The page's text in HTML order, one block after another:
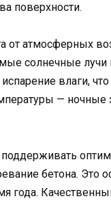
поверхности.
от атмосферных
солнечные
влаги,
— ночные
бетона.
года.